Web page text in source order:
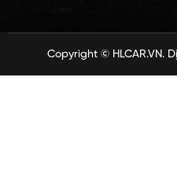
Copyright © HLCAR.VN.